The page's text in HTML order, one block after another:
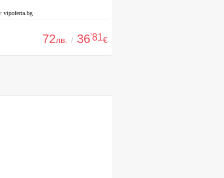
vipoferta.bg
72лв. / 36'81€